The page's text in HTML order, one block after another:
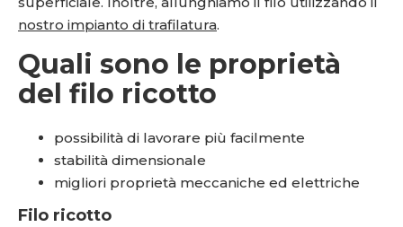
a
nostro impianto di trafilatura.
Quali sono le proprietà
del filo ricotto
possibilità di lavorare più facilmente
stabilità dimensionale
migliori proprietà meccaniche ed elettriche
Filo ricotto